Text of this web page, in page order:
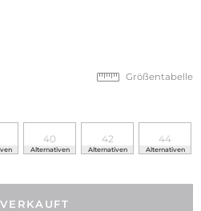
Größentabelle
40
Alternativen
42
Alternativen
44
Alternativen